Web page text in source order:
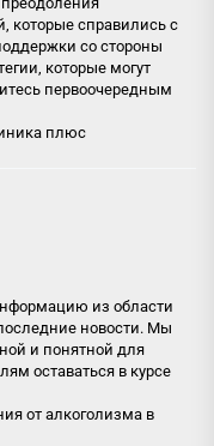
которые справились с
со стороны
которые могут
первоочередным
плюс
из области
новости. Мы
и понятной для
оставаться в курсе
от алкоголизма в